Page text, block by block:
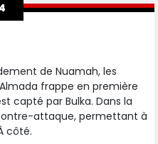
de Nuamah, les
frappe en première
capté par Bulka. Dans la
attaque, permettant à
côté.